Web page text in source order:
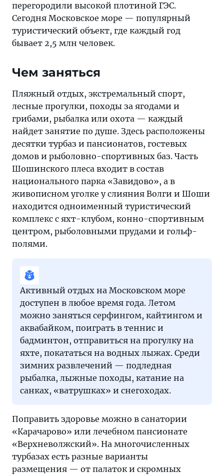
перегородили высокой плотиной ГЭС.
Сегодня Московское море — популярный
туристический объект, где каждый год
бывает 2,5 млн человек.
Чем заняться
Пляжный отдых, экстремальный спорт,
лесные прогулки, походы за ягодами и
грибами, рыбалка или охота — каждый
найдет занятие по душе. Здесь расположены
десятки турбаз и пансионатов, гостевых
домов и рыболовно-спортивных баз. Часть
Шошинского плеса входит в состав
национального парка «Завидово», а в
живописном уголке у слияния Волги и Шоши
находится одноименный туристический
комплекс с яхт-клубом, конно-спортивным
центром, рыболовными прудами и гольф-
полями.
Активный отдых на Московском море
доступен в любое время года. Летом
можно заняться серфингом, кайтингом и
аквабайком, поиграть в теннис и
бадминтон, отправиться на прогулку на
яхте, покататься на водных лыжах. Среди
зимних развлечений — подледная
рыбалка, лыжные походы, катание на
санках, «ватрушках» и снегоходах.
Поправить здоровье можно в санатории
«Карачарово» или лечебном пансионате
«Верхневолжский». На многочисленных
турбазах есть разные варианты
размещения — от палаток и скромных